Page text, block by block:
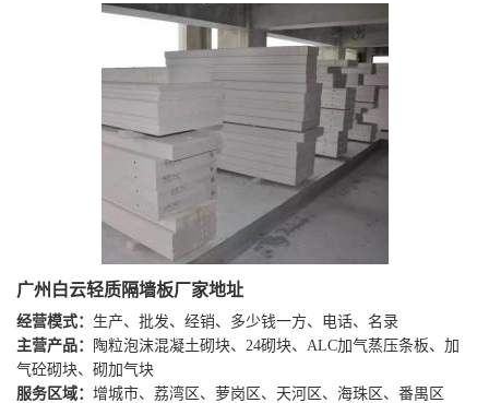
广州白云轻质隔墙板厂家地址
经营模式： 生产、批发、经销、多少钱一方、电话、名录
主营产品：
陶粒泡沫混凝土砌块、24砌块、ALC加气蒸压条板、加
气砼砌块、砌加气块
服务区域： 增城市、荔湾区、萝岗区、天河区、海珠区、番禺区